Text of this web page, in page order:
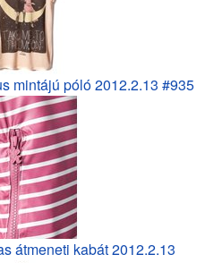
mintájú póló 2012.2.13 #935
átmeneti kabát 2012.2.13